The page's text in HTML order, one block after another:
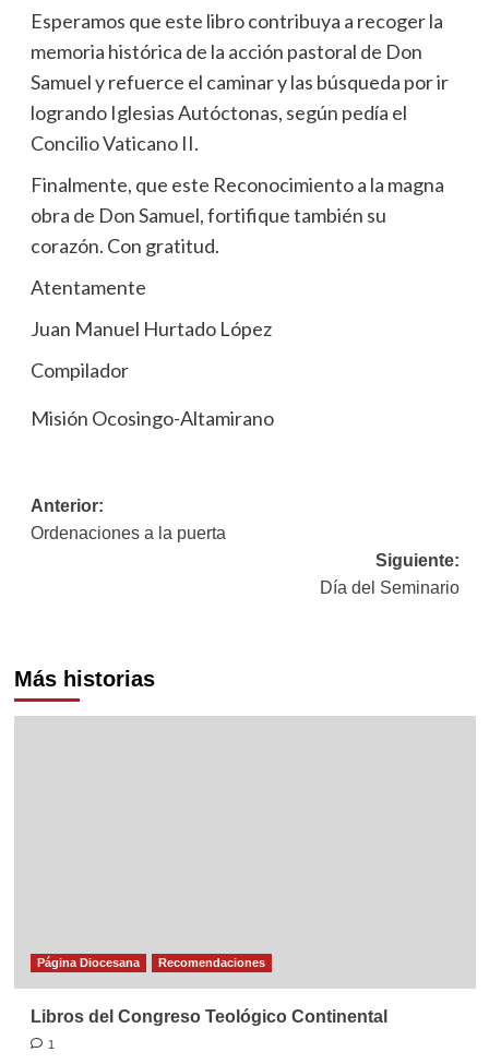
Esperamos que este libro contribuya a recoger la
memoria histórica de la acción pastoral de Don
Samuel y refuerce el caminar y las búsqueda por ir
logrando Iglesias Autóctonas, según pedía el
Concilio Vaticano II.
Finalmente, que este Reconocimiento a la magna
obra de Don Samuel, fortifique también su
corazón. Con gratitud.
Atentamente
Juan Manuel Hurtado López
Compilador
Misión Ocosingo-Altamirano
Navegación
de
Anterior:
Ordenaciones a la puerta
Siguiente:
Día del Seminario
Más historias
Página Diocesana Recomendaciones
Libros del Congreso Teológico Continental
1